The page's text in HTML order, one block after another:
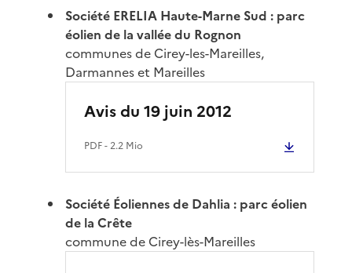
Société ERELIA Haute-Marne Sud : parc
éolien de la vallée du Rognon
communes de Cirey-les-Mareilles,
Darmannes et Mareilles
Avis du 19 juin 2012
PDF- 2.2 Mio
Société Éoliennes de Dahlia : parc éolien
de la Crête
commune de Cirey-lès-Mareilles